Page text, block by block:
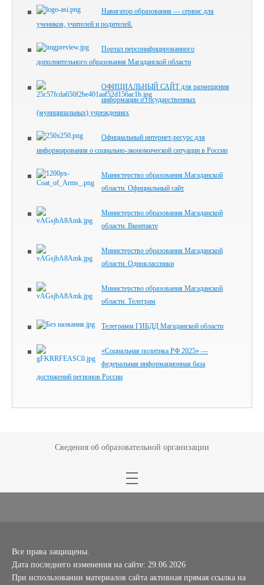
Навигатор образования — сервис для
учеников, учителей и родителей.
Портал персонифицированного
дополнительного образования Магаданской области
ОФИЦИАЛЬНЫЙ САЙТ для размещения
информации о государственных
(муниципальных) учреждениях
Официальный интернет-ресурс для
информирования о социально-экономической ситуации в России
Министерство образования Магаданской
области. Официальный сайт
Министерство образования Магаданской
области. Вконтакте
Министерство образования Магаданской
области. Одноклассники
Министерство образования Магаданской
области. Телеграм
Телеграмм ГИБДД Магаданской области
«Социальная политика РФ 2025» —
федеральная информационная база
достижений регионов России
Сведения об образовательной организации
Все права защищены.
Дата последнего изменения на сайте: 29.06.2026
При использовании материалов сайта активная прямая ссылка на